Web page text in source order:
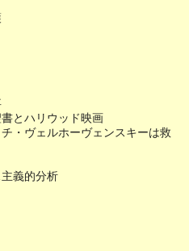
とハリウッド映画
・ヴェルホーヴェンスキーは救
義的分析